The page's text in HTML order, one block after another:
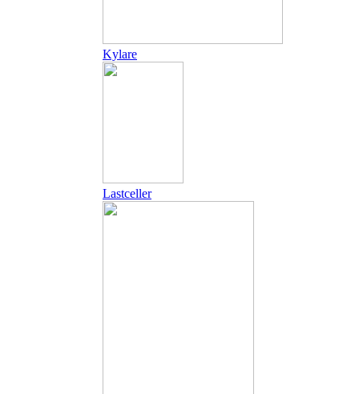
Kylare
Lastceller